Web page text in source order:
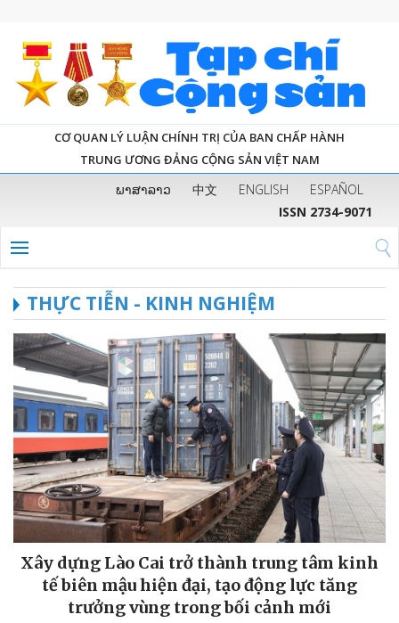
CƠ QUAN LÝ LUẬN CHÍNH TRỊ CỦA BAN CHẤP HÀNH
TRUNG ƯƠNG ĐẢNG CỘNG SẢN VIỆT NAM
ພາສາລາວ 中文 ENGLISH
ESPAÑOL
ISSN 2734-9071
THỰC TIỄN - KINH NGHIỆM
Xây dựng Lào Cai trở thành trung tâm kinh
tế biên mậu hiện đại, tạo động lực tăng
trưởng vùng trong bối cảnh mới